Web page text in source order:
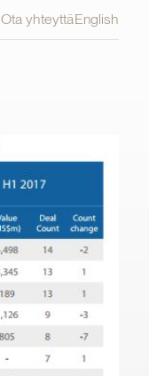
Ota yhteyttäEnglish